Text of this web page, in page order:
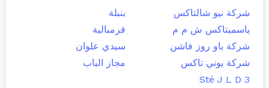
شركة نيو شالتاكس
بنبلة
ياسميتاكس ش م م
قرمبالية
شركة باو روز فاشن
سيدي علوان
شركة يوني تاكس
مجاز الباب
Sté J L D 3